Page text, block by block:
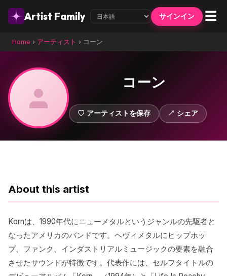
Artist Family サインイン ☰
Home › アーティスト › コーン
コーン
♡ アーティストを保存 ↗ シェア
About this artist
Kornは、1990年代にニューメタルというジャンルの先駆者と
なったアメリカのバンドです。ヘヴィメタルにヒップホッ
プ、ファンク、インダストリアルミュージックの要素を融合
させたサウンドが特徴です。代表作には、セルフタイトルの